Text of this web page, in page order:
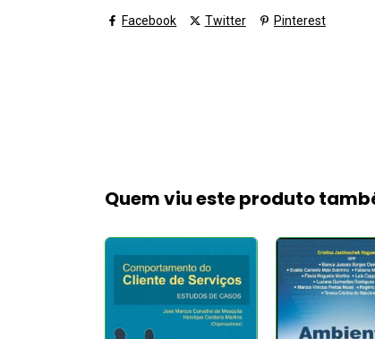
Facebook Twitter Pinterest
Quem viu este produto